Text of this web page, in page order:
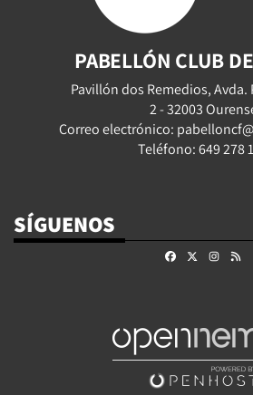
PABELLÓN CLUB
Pavillón dos Remedios, Avda.
2 - 32003
Correo electrónico:
Teléfono: 649 278
SÍGUENOS
Facebook